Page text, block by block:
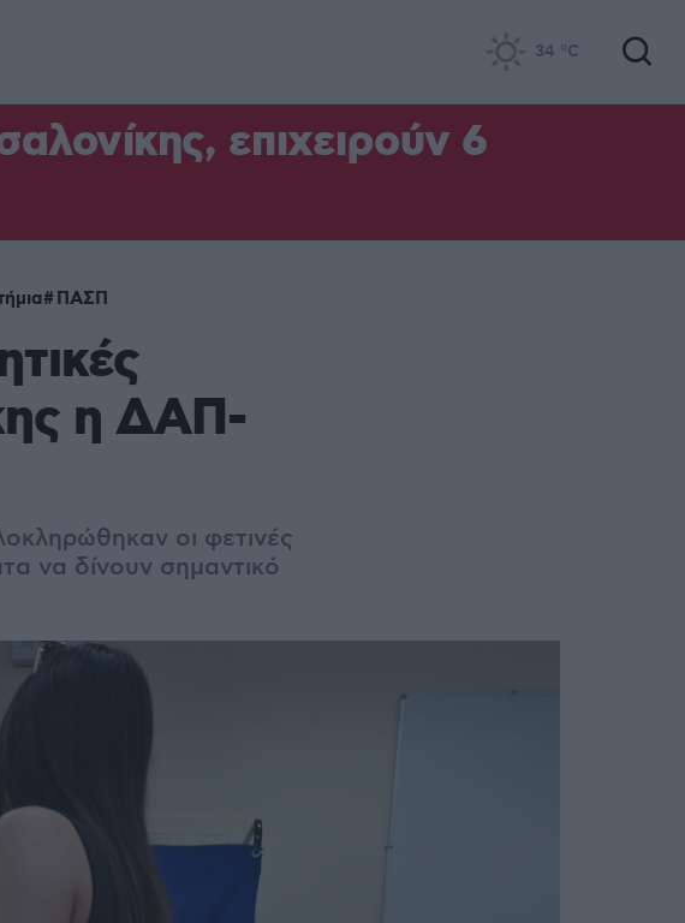
34 °C
επιχειρούν 6
ΠΑΣΠ
η ΔΑΠ-
οι φετινές
να δίνουν σημαντικό